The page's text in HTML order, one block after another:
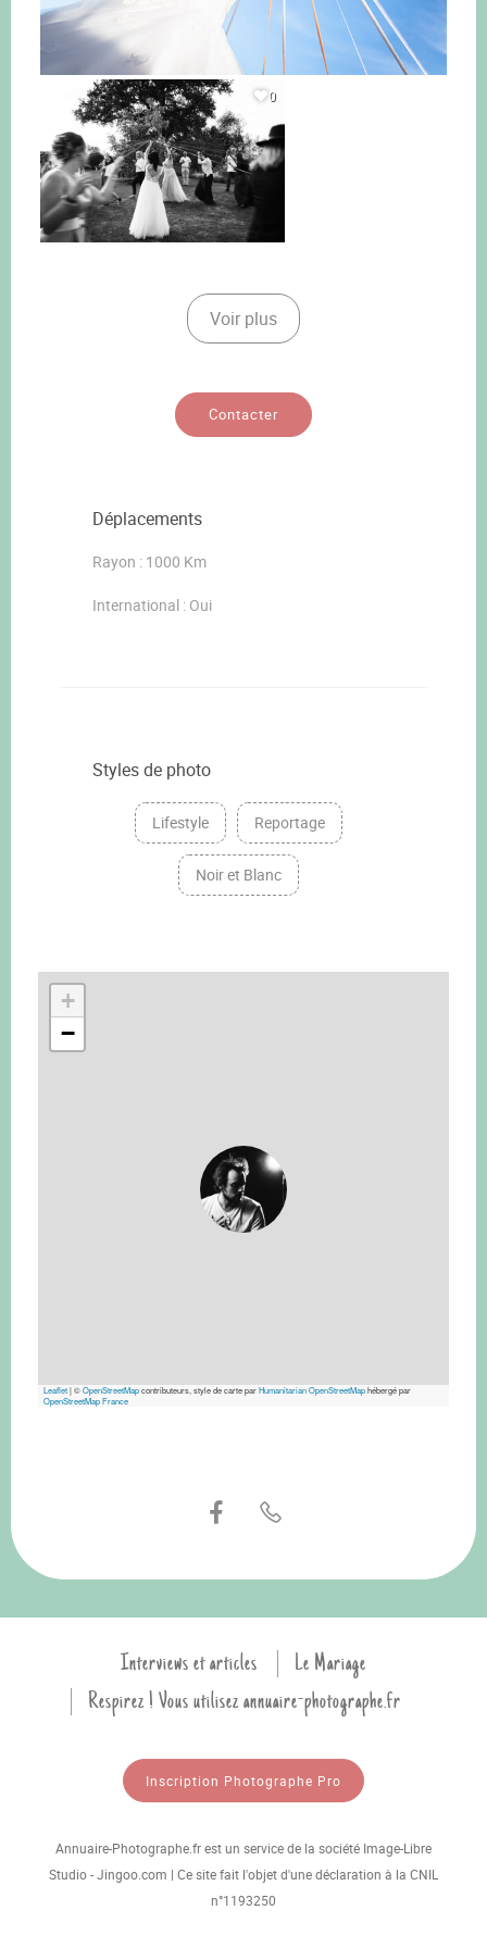
0
Voir plus
Contacter
Déplacements
Rayon : 1000 Km
International : Oui
Styles de photo
Lifestyle Reportage
Noir et Blanc
+
−
Leaflet|©OpenStreetMapcontributeurs, style de carte parHumanitarian OpenStreetMaphébergé par
OpenStreetMap France
Interviews et articles
Le Mariage
Respirez ! Vous utilisez annuaire-photographe.fr
Inscription Photographe Pro
Annuaire-Photographe.fr est un service de la société Image-Libre
Studio - Jingoo.com | Ce site fait l'objet d'une déclaration à la CNIL
n°1193250